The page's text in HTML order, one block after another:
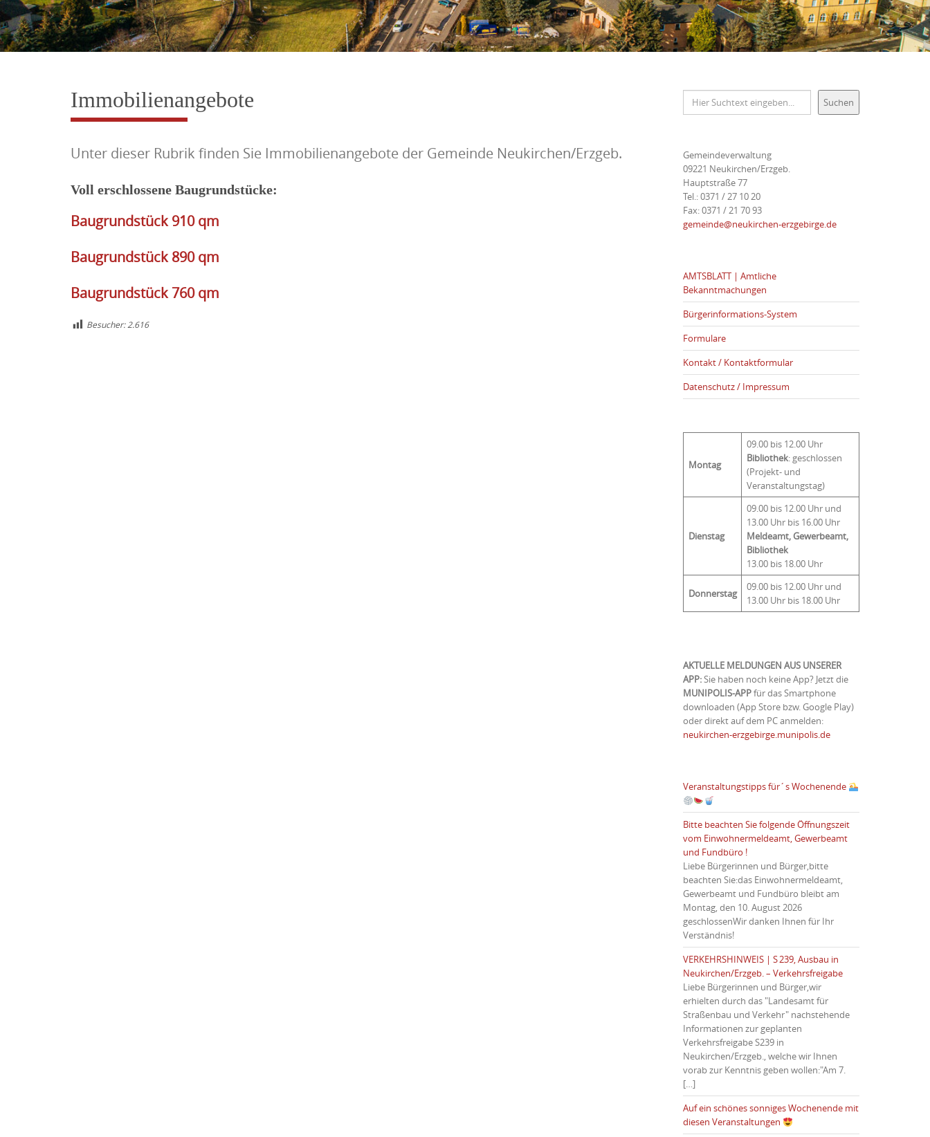
Immobilienangebote
Unter dieser Rubrik finden Sie Immobilienangebote der Gemeinde Neukirchen/Erzgeb.
Voll erschlossene Baugrundstücke:
Baugrundstück 910 qm
Baugrundstück 890 qm
Baugrundstück 760 qm
Besucher:2.616
Suchen Suchen
Gemeindeverwaltung
09221 Neukirchen/Erzgeb.
Hauptstraße 77
Tel.: 0371 / 27 10 20
Fax: 0371 / 21 70 93
gemeinde@neukirchen-erzgebirge.de
AMTSBLATT | Amtliche
Bekanntmachungen
Bürgerinformations-System
Formulare
Kontakt / Kontaktformular
Datenschutz / Impressum
Montag
09.00 bis 12.00 Uhr
Bibliothek: geschlossen
(Projekt- und
Veranstaltungstag)
Dienstag
09.00 bis 12.00 Uhr und
13.00 Uhr bis 16.00 Uhr
Meldeamt, Gewerbeamt,
Bibliothek
13.00 bis 18.00 Uhr
Donnerstag
09.00 bis 12.00 Uhr und
13.00 Uhr bis 18.00 Uhr
AKTUELLE MELDUNGEN AUS UNSERER
APP:Sie haben noch keine App? Jetzt die
MUNIPOLIS-APPfür das Smartphone
downloaden (App Store bzw. Google Play)
oder direkt auf dem PC anmelden:
neukirchen-erzgebirge.munipolis.de
Veranstaltungstipps für´s Wochenende
Bitte beachten Sie folgende Öffnungszeit
vom Einwohnermeldeamt, Gewerbeamt
und Fundbüro !
Liebe Bürgerinnen und Bürger,bitte
beachten Sie:das Einwohnermeldeamt,
Gewerbeamt und Fundbüro bleibt am
Montag, den 10. August 2026
geschlossenWir danken Ihnen für Ihr
Verständnis!
VERKEHRSHINWEIS | S 239, Ausbau in
Neukirchen/Erzgeb. – Verkehrsfreigabe
Liebe Bürgerinnen und Bürger,wir
erhielten durch das "Landesamt für
Straßenbau und Verkehr" nachstehende
Informationen zur geplanten
Verkehrsfreigabe S239 in
Neukirchen/Erzgeb., welche wir Ihnen
vorab zur Kenntnis geben wollen:"Am 7.
[…]
Auf ein schönes sonniges Wochenende mit
diesen Veranstaltungen